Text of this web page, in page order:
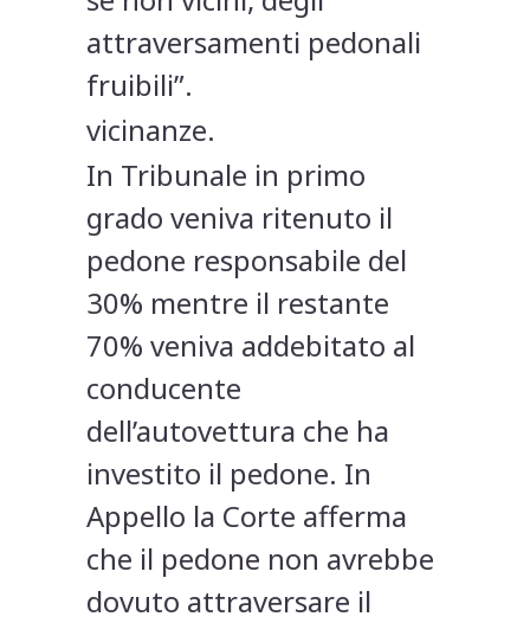
attraversamenti pedonali
fruibili”.
vicinanze.
In Tribunale in primo
grado veniva ritenuto il
pedone responsabile del
30% mentre il restante
70% veniva addebitato al
conducente
dell’autovettura che ha
investito il pedone. In
Appello la Corte afferma
che il pedone non avrebbe
dovuto attraversare il